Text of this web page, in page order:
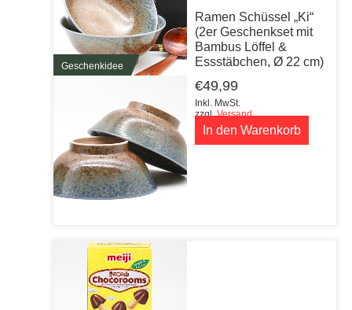
Geschenkidee
Ramen Schüssel „Ki“
(2er Geschenkset mit
Bambus Löffel &
Essstäbchen, Ø 22 cm)
€49,99
Inkl. MwSt.
zzgl.Versand
In den Warenkorb